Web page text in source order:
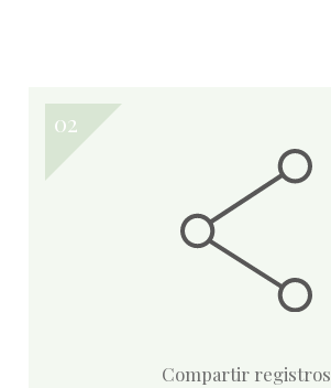
Compartir registros